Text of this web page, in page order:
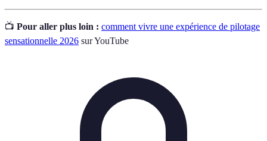
📺 Pour aller plus loin : comment vivre une expérience de pilotage
sensationnelle 2026 sur YouTube